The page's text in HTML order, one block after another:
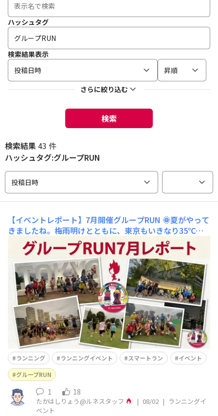
ハッシュタグ
検索結果表示
投稿日時
昇順
さらに絞り込む
検索
検索結果43 件
ハッシュタグ:グループRUN
投稿日時
【イベントレポート】7月開催グループRUN 🌞夏がやって
きましたね。梅雨明けとともに、東京もいきなり35℃超
えの日が続いています…🥵早朝や日没後なら少し走りやす
いとはいえ、この時期の本気のアウトドアRUNはなかな
か厳しいですよね💦インドアのランニングマシンも上手に
活用しながら、楽しくランニングを続けていきましょう！
🏃‍♂️🏃‍♀️✨ということ
ランニング ランニングイベント スマートラン
イベント
グループRUN
1 18
たかはしりょう@ルネスタッフ | 08/02 | ランニングイ
ベント